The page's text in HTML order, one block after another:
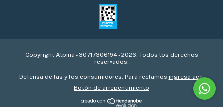
Copyright Alpina - 30717306194 - 2026. Todos los derechos
reservados.
Defensa de las y los consumidores. Para reclamos ingresá acá.
Botón de arrepentimiento